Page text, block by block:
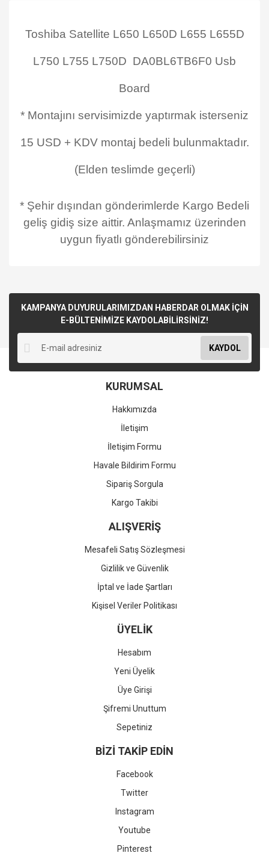
Toshiba Satellite L650 L650D L655 L655D
L750 L755 L750D DA0BL6TB6F0 Usb
Board
* Montajını servisimizde yaptırmak isterseniz
15 USD + KDV montaj bedeli bulunmaktadır.
(Elden teslimde geçerli)
* Şehir dışından gönderimlerde Kargo Bedeli
geliş gidiş size aittir. Anlaşmamız üzerinden
uygun fiyatlı gönderebilirsiniz
KAMPANYA DUYURULARIMIZDAN HABERDAR OLMAK İÇİN
E-BÜLTENİMİZE KAYDOLABİLİRSİNİZ!
KAYDOL
KURUMSAL
Hakkımızda
İletişim
İletişim Formu
Havale Bildirim Formu
Sipariş Sorgula
Kargo Takibi
ALIŞVERİŞ
Mesafeli Satış Sözleşmesi
Gizlilik ve Güvenlik
İptal ve İade Şartları
Kişisel Veriler Politikası
ÜYELİK
Hesabım
Yeni Üyelik
Üye Girişi
Şifremi Unuttum
Sepetiniz
BİZİ TAKİP EDİN
Facebook
Twitter
Instagram
Youtube
Pinterest